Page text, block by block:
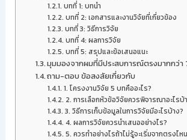
บทที่ 1: บทนำ
บทที่ 2: เอกสารและงานวิจัยที่เกี่ยวข้อง
บทที่ 3: วิธีการวิจัย
บทที่ 4: ผลการวิจัย
บทที่ 5: สรุปและข้อเสนอแนะ
มุมมองจากผมที่มีประสบการณ์ตรงมากกว่า
ถาม-ตอบ ข้อสงสัยเกี่ยวกับ
1. โครงงานวิจัย 5 บทคืออะไร?
2. การเลือกหัวข้อวิจัยควรพิจารณาอะไรบ้
3. วิธีการเก็บข้อมูลในการวิจัยมีอะไรบ้าง?
4. ผลการวิจัยควรนำเสนออย่างไร?
5. ควรทำอย่างไรถ้าไม่รู้จะเริ่มจากตรงไห